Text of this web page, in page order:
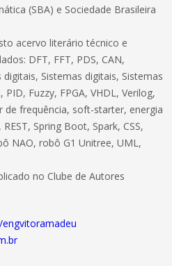
(SBA) e Sociedade Brasileira
acervo literário técnico e
DFT, FFT, PDS, CAN,
Sistemas digitais, Sistemas
Fuzzy, FPGA, VHDL, Verilog,
de frequência, soft-starter, energia
Spring Boot, Spark, CSS,
NAO, robô G1 Unitree, UML,
no Clube de Autores